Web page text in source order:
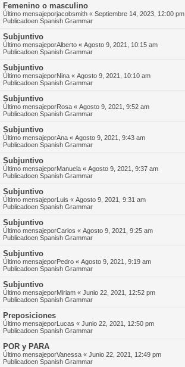
Femenino o masculino
Último mensajeporjacobsmith « Septiembre 14, 2023, 12:00 pm
Publicadoen Spanish Grammar
Subjuntivo
Último mensajeporAlberto « Agosto 9, 2021, 10:15 am
Publicadoen Spanish Grammar
Subjuntivo
Último mensajeporNina « Agosto 9, 2021, 10:10 am
Publicadoen Spanish Grammar
Subjuntivo
Último mensajeporRosa « Agosto 9, 2021, 9:52 am
Publicadoen Spanish Grammar
Subjuntivo
Último mensajeporAna « Agosto 9, 2021, 9:43 am
Publicadoen Spanish Grammar
Subjuntivo
Último mensajeporManuela « Agosto 9, 2021, 9:37 am
Publicadoen Spanish Grammar
Subjuntivo
Último mensajeporLuis « Agosto 9, 2021, 9:31 am
Publicadoen Spanish Grammar
Subjuntivo
Último mensajeporCarlos « Agosto 9, 2021, 9:25 am
Publicadoen Spanish Grammar
Subjuntivo
Último mensajeporPedro « Agosto 9, 2021, 9:19 am
Publicadoen Spanish Grammar
Subjuntivo
Último mensajeporMiriam « Junio 22, 2021, 12:52 pm
Publicadoen Spanish Grammar
Preposiciones
Último mensajeporLucas « Junio 22, 2021, 12:50 pm
Publicadoen Spanish Grammar
POR y PARA
Último mensajeporVanessa « Junio 22, 2021, 12:49 pm
Publicadoen Spanish Grammar